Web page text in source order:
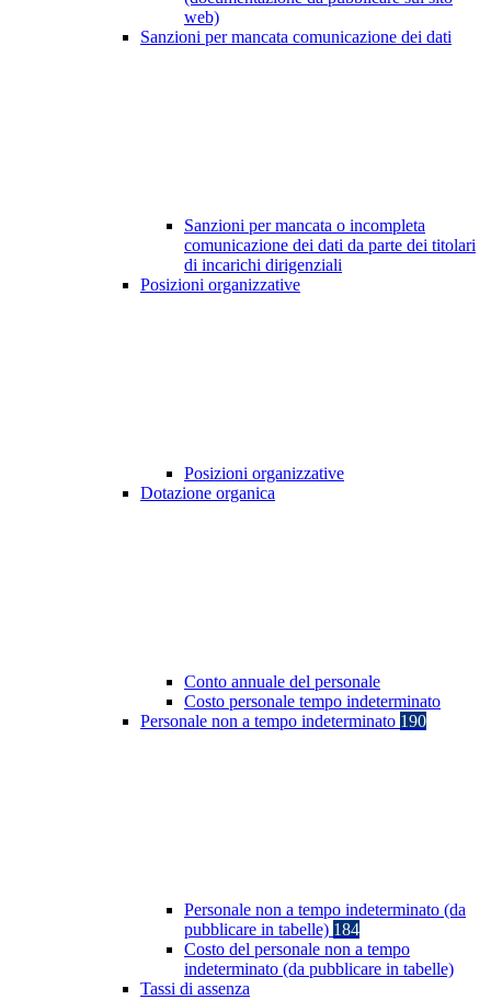
web)
Sanzioni per mancata comunicazione dei dati
Sanzioni per mancata o incompleta
comunicazione dei dati da parte dei titolari
di incarichi dirigenziali
Posizioni organizzative
Posizioni organizzative
Dotazione organica
Conto annuale del personale
Costo personale tempo indeterminato
Personale non a tempo indeterminato 190
Personale non a tempo indeterminato (da
pubblicare in tabelle) 184
Costo del personale non a tempo
indeterminato (da pubblicare in tabelle)
Tassi di assenza